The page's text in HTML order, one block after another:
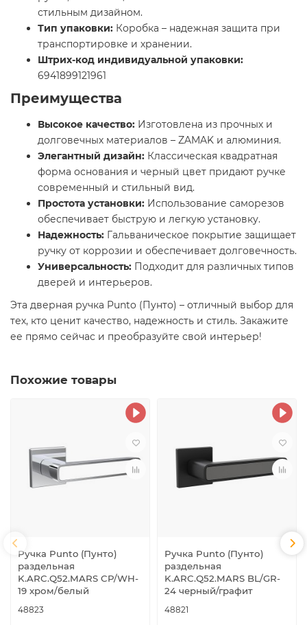
стильным дизайном.
Тип упаковки: Коробка – надежная защита при
транспортировке и хранении.
Штрих-код индивидуальной упаковки:
6941899121961
Преимущества
Высокое качество: Изготовлена из прочных и
долговечных материалов – ZAMAK и алюминия.
Элегантный дизайн: Классическая квадратная
форма основания и черный цвет придают ручке
современный и стильный вид.
Простота установки: Использование саморезов
обеспечивает быструю и легкую установку.
Надежность: Гальваническое покрытие защищает
ручку от коррозии и обеспечивает долговечность.
Универсальность: Подходит для различных типов
дверей и интерьеров.
Эта дверная ручка Punto (Пунто) – отличный выбор для
тех, кто ценит качество, надежность и стиль. Закажите
ее прямо сейчас и преобразуйте свой интерьер!
Похожие товары
Ручка Punto (Пунто)
раздельная
K.ARC.Q52.MARS CP/WH-
19 хром/белый
48823
Ручка Punto (Пунто)
раздельная
K.ARC.Q52.MARS BL/GR-
24 черный/графит
48821